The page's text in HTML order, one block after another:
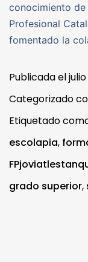
conocimiento
Profesional
fomentado la
Publicada eljulio
Categorizado
Etiquetado
escolapia,
grado superior,